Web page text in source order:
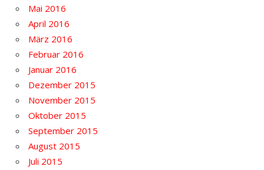
Mai 2016
April 2016
März 2016
Februar 2016
Januar 2016
Dezember 2015
November 2015
Oktober 2015
September 2015
August 2015
Juli 2015